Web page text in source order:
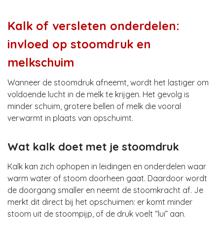
Kalk of versleten onderdelen:
invloed op stoomdruk en
melkschuim
Wanneer de stoomdruk afneemt, wordt het lastiger om
voldoende lucht in de melk te krijgen. Het gevolg is
minder schuim, grotere bellen of melk die vooral
verwarmt in plaats van opschuimt.
Wat kalk doet met je stoomdruk
Kalk kan zich ophopen in leidingen en onderdelen waar
warm water of stoom doorheen gaat. Daardoor wordt
de doorgang smaller en neemt de stoomkracht af. Je
merkt dit direct bij het opschuimen: er komt minder
stoom uit de stoompijp, of de druk voelt “lui” aan.